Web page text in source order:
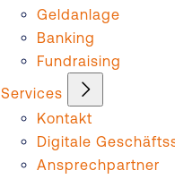
Geldanlage
Banking
Fundraising
Services
Kontakt
Digitale
Ansprechpartner